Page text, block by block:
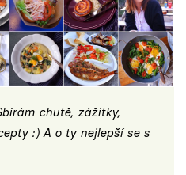
chutě, zážitky,
:) A o ty nejlepší se s